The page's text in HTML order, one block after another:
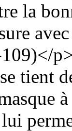
la
tient